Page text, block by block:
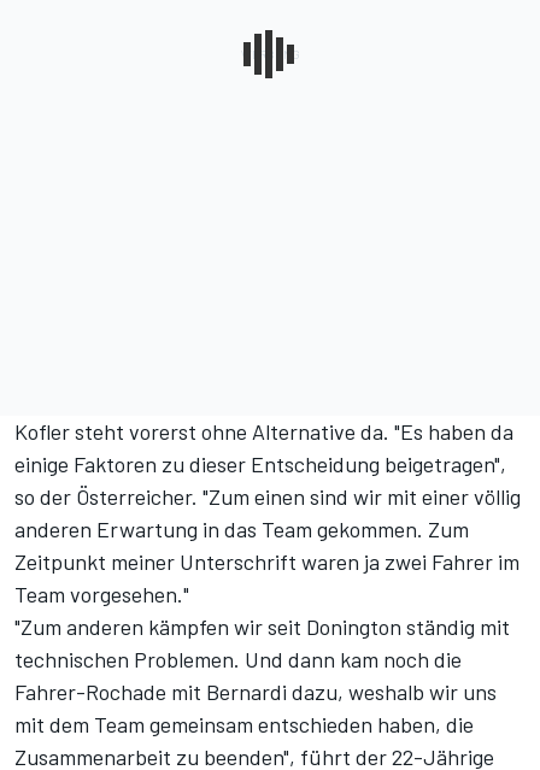
Kofler steht vorerst ohne Alternative da. "Es haben da
einige Faktoren zu dieser Entscheidung beigetragen",
so der Österreicher. "Zum einen sind wir mit einer völlig
anderen Erwartung in das Team gekommen. Zum
Zeitpunkt meiner Unterschrift waren ja zwei Fahrer im
Team vorgesehen."
"Zum anderen kämpfen wir seit Donington ständig mit
technischen Problemen. Und dann kam noch die
Fahrer-Rochade mit Bernardi dazu, weshalb wir uns
mit dem Team gemeinsam entschieden haben, die
Zusammenarbeit zu beenden", führt der 22-Jährige